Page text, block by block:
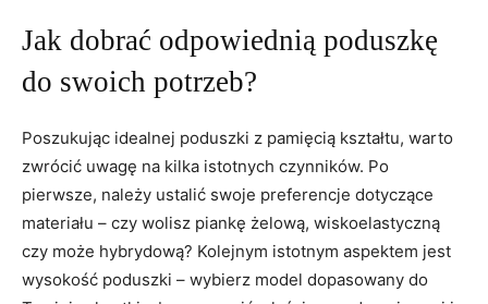
Jak dobrać odpowiednią poduszkę
do swoich potrzeb?
Poszukując idealnej poduszki z pamięcią kształtu, warto
zwrócić uwagę⁢ na kilka istotnych czynników. Po
pierwsze, należy ustalić swoje preferencje dotyczące
‍materiału – czy wolisz piankę żelową, wiskoelastyczną
czy może hybrydową? Kolejnym istotnym aspektem jest⁤
wysokość poduszki – wybierz model ​dopasowany do​